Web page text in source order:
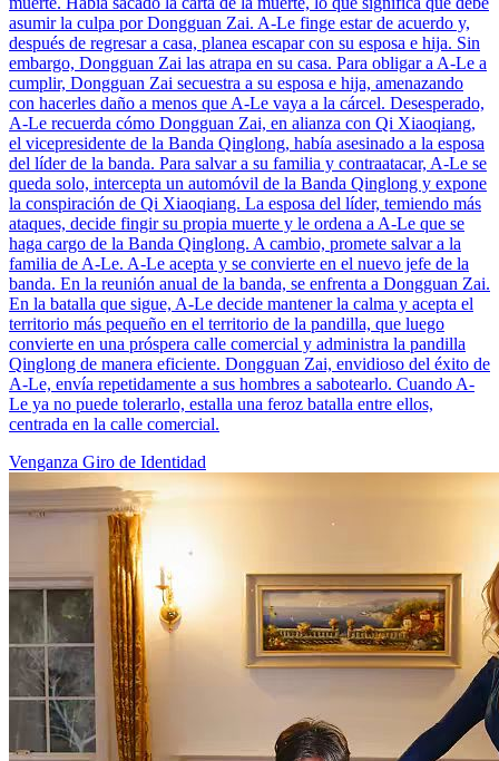
asumir la culpa por Dongguan Zai. A-Le finge estar de acuerdo y,
después de regresar a casa, planea escapar con su esposa e hija. Sin
embargo, Dongguan Zai las atrapa en su casa. Para obligar a A-Le a
cumplir, Dongguan Zai secuestra a su esposa e hija, amenazando
con hacerles daño a menos que A-Le vaya a la cárcel. Desesperado,
A-Le recuerda cómo Dongguan Zai, en alianza con Qi Xiaoqiang,
el vicepresidente de la Banda Qinglong, había asesinado a la esposa
del líder de la banda. Para salvar a su familia y contraatacar, A-Le se
queda solo, intercepta un automóvil de la Banda Qinglong y expone
la conspiración de Qi Xiaoqiang. La esposa del líder, temiendo más
ataques, decide fingir su propia muerte y le ordena a A-Le que se
haga cargo de la Banda Qinglong. A cambio, promete salvar a la
familia de A-Le. A-Le acepta y se convierte en el nuevo jefe de la
banda. En la reunión anual de la banda, se enfrenta a Dongguan Zai.
En la batalla que sigue, A-Le decide mantener la calma y acepta el
territorio más pequeño en el territorio de la pandilla, que luego
convierte en una próspera calle comercial y administra la pandilla
Qinglong de manera eficiente. Dongguan Zai, envidioso del éxito de
A-Le, envía repetidamente a sus hombres a sabotearlo. Cuando A-
Le ya no puede tolerarlo, estalla una feroz batalla entre ellos,
centrada en la calle comercial.
Venganza Giro de Identidad